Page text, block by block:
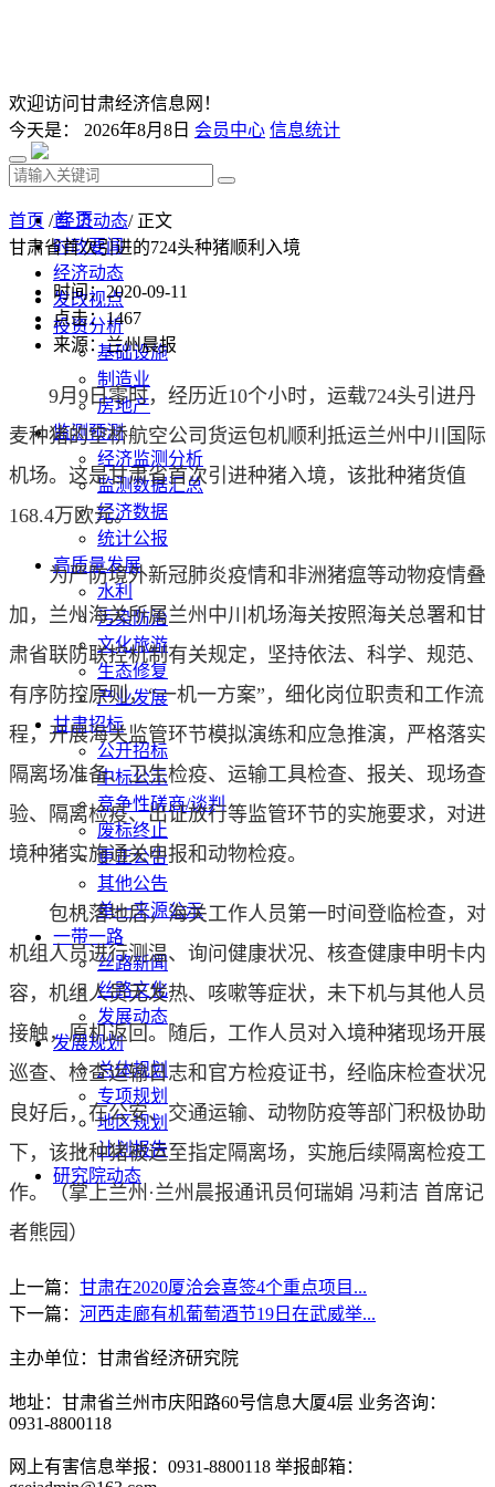
欢迎访问甘肃经济信息网！
今天是： 2026年8月8日 会员中心 信息统计
首 页
时政要闻
经济动态
发改视点
投资分析
基础设施
制造业
房地产
监测预测
经济监测分析
监测数据汇总
经济数据
统计公报
高质量发展
水利
污染防治
文化旅游
生态修复
产业发展
甘肃招标
公开招标
中标公示
竞争性磋商/谈判
废标终止
更正公告
其他公告
单一来源公示
一带一路
丝路新闻
丝路文化
发展动态
发展规划
总体规划
专项规划
地区规划
计划报告
研究院动态
首页 /经济动态/ 正文
甘肃省首次引进的724头种猪顺利入境
时间：2020-09-11
点击：1467
来源：兰州晨报
9月9日零时，经历近10个小时，运载724头引进丹
麦种猪的空桥航空公司货运包机顺利抵运兰州中川国际
机场。这是甘肃省首次引进种猪入境，该批种猪货值
168.4万欧元。
为严防境外新冠肺炎疫情和非洲猪瘟等动物疫情叠
加，兰州海关所属兰州中川机场海关按照海关总署和甘
肃省联防联控机制有关规定，坚持依法、科学、规范、
有序防控原则，“一机一方案”，细化岗位职责和工作流
程，开展海关监管环节模拟演练和应急推演，严格落实
隔离场准备、卫生检疫、运输工具检查、报关、现场查
验、隔离检疫、出证放行等监管环节的实施要求，对进
境种猪实施通关申报和动物检疫。
包机落地后，海关工作人员第一时间登临检查，对
机组人员进行测温、询问健康状况、核查健康申明卡内
容，机组人员无发热、咳嗽等症状，未下机与其他人员
接触，原机返回。随后，工作人员对入境种猪现场开展
巡查、检查运输日志和官方检疫证书，经临床检查状况
良好后，在公安、交通运输、动物防疫等部门积极协助
下，该批种猪被运至指定隔离场，实施后续隔离检疫工
作。
（掌上兰州·兰州晨报通讯员何瑞娟 冯莉洁 首席记
者熊园）
上一篇： 甘肃在2020厦洽会喜签4个重点项目...
下一篇： 河西走廊有机葡萄酒节19日在武威举...
主办单位：甘肃省经济研究院
地址：甘肃省兰州市庆阳路60号信息大厦4层 业务咨询：
0931-8800118
网上有害信息举报：0931-8800118 举报邮箱：